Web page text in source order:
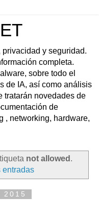
y seguridad.
completa.
sobre todo el
de IA, así como análisis
tratarán novedades de
de
, networking, hardware,
not allowed .
entradas